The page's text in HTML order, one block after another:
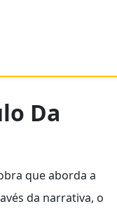
Da
que aborda a
da narrativa, o